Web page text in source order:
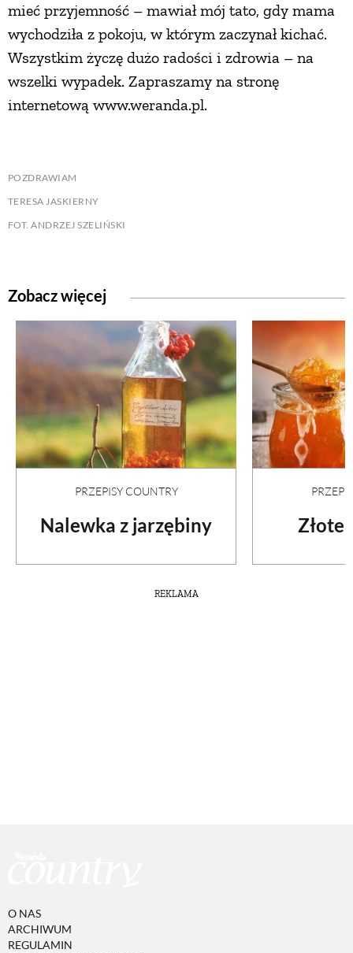
mieć przyjemność – mawiał mój tato, gdy mama
wychodziła z pokoju, w którym zaczynał kichać.
Wszystkim życzę dużo radości i zdrowia – na
wszelki wypadek. Zapraszamy na stronę
internetową www.weranda.pl.
POZDRAWIAM
TERESA JASKIERNY
FOT. ANDRZEJ SZELIŃSKI
Zobacz więcej
PRZEPISY COUNTRY
Nalewka z jarzębiny Złote
REKLAMA
O NAS
ARCHIWUM
REGULAMIN